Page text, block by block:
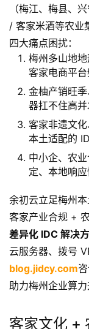
（梅江、梅县、
/ 客家米酒等农业
四大痛点困扰：
梅州多山地
客家电商平台
金柚产销旺
器扛不住高并
客家非遗文
本土适配的
中小企、农
定、本地响应
余初云立足梅州
客家产业合规 +
差异化 IDC 解决
云服务器、拨号
blog.jidcy.com
助力梅州企业算力
客家文化 +